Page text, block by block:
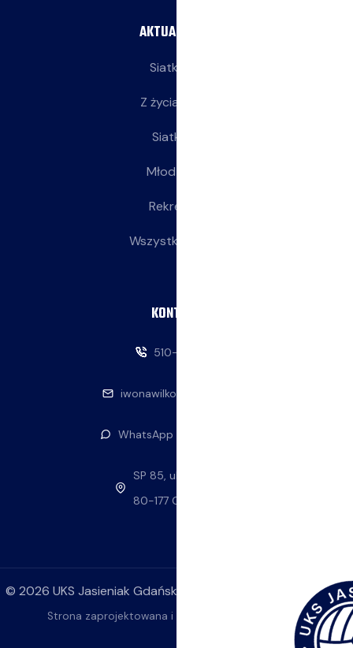
AKTUALNOŚCI
Siatkarze
Z życia klubu
Siatkarki
Młodziczki
Rekreacja
Wszystkie wpisy
KONTAKT
510-146-069
iwonawilkowska@interia.pl
WhatsApp — napisz do nas
SP 85, ul. Stolema 59
80-177 Gdańsk
© 2026 UKS Jasieniak Gdańsk. Wszelkie prawa zastrzeżone.
Strona zaprojektowana i wykonana przez ok4YOU